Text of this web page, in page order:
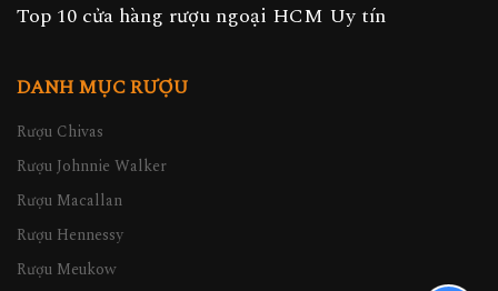
Top 10 cửa hàng rượu ngoại HCM Uy tín
DANH MỤC RƯỢU
Rượu Chivas
Rượu Johnnie Walker
Rượu Macallan
Rượu Hennessy
Rượu Meukow